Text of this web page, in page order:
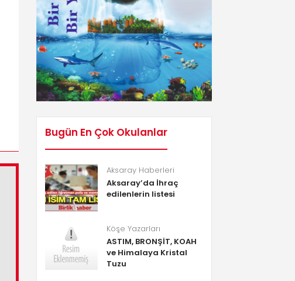
Bugün En Çok Okulanlar
Aksaray Haberleri
Aksaray’da İhraç
edilenlerin listesi
Köşe Yazarları
ASTIM, BRONŞİT, KOAH
ve Himalaya Kristal
Tuzu